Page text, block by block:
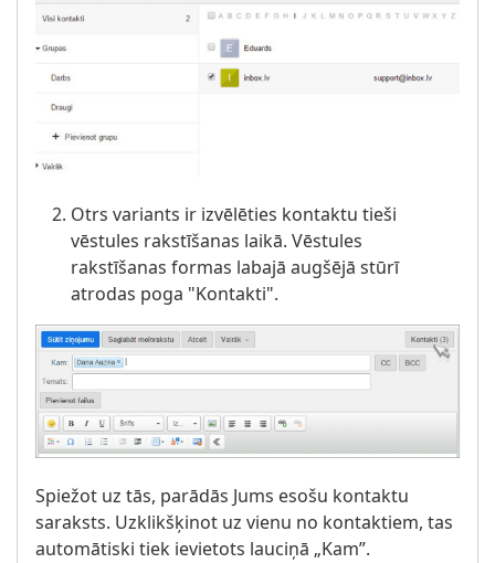
Otrs variants ir izvēlēties kontaktu tieši
vēstules rakstīšanas laikā. Vēstules
rakstīšanas formas labajā augšējā stūrī
atrodas poga "Kontakti".
Spiežot uz tās, parādās Jums esošu kontaktu
saraksts. Uzklikšķinot uz vienu no kontaktiem, tas
automātiski tiek ievietots lauciņā „Kam”.